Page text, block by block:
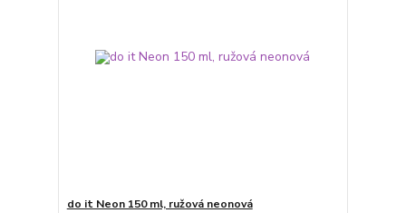
do it Neon 150 ml, ružová neonová